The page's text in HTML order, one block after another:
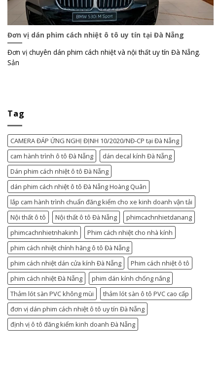
Đơn vị dán phim cách nhiệt ô tô uy tín tại Đà Nẵng
Đơn vị chuyên dán phim cách nhiệt và nội thất uy tín Đà Nẵng.
Sản
Tag
CAMERA ĐÁP ỨNG NGHỊ ĐỊNH 10/2020/NĐ-CP tại Đà Nẵng
cam hành trình ô tô Đà Nẵng
dán decal kính Đà Nẵng
Dán phim cách nhiệt ô tô Đà Nẵng
dán phim cách nhiệt ô tô Đà Nẵng Hoàng Quân
lắp cam hành trình chuẩn đăng kiểm cho xe kinh doanh vận tải
Nội thất ô tô
Nội thất ô tô Đà Nẵng
phimcachnhietdanang
phimcachnhietnhakinh
Phim cách nhiệt cho nhà kính
phim cách nhiệt chính hãng ô tô Đà Nẵng
phim cách nhiệt dán cửa kính Đà Nẵng
Phim cách nhiệt ô tô
phim cách nhiệt Đà Nẵng
phim dán kính chống nắng
Thảm lót sàn PVC không mùi
thảm lót sàn ô tô PVC cao cấp
đơn vị dán phim cách nhiệt ô tô uy tín Đà Nẵng
định vị ô tô đăng kiểm kinh doanh Đà Nẵng